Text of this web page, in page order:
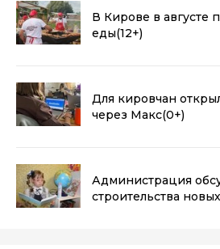
В Кирове в августе
еды(12+)
Для кировчан
через Макс(0+)
Администрация
строительства